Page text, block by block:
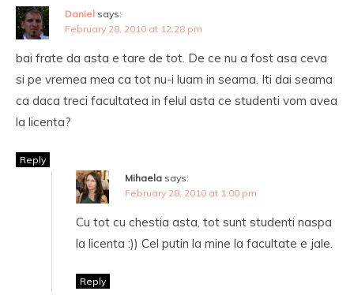
Daniel says:
February 28, 2010 at 12:28 pm
bai frate da asta e tare de tot. De ce nu a fost asa ceva
si pe vremea mea ca tot nu-i luam in seama. Iti dai seama
ca daca treci facultatea in felul asta ce studenti vom avea
la licenta?
Reply
Mihaela says:
February 28, 2010 at 1:00 pm
Cu tot cu chestia asta, tot sunt studenti naspa
la licenta :)) Cel putin la mine la facultate e jale.
Reply